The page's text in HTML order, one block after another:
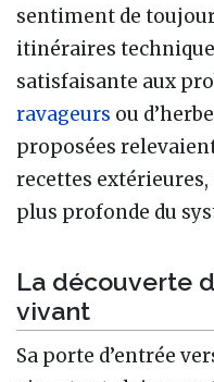
sentiment de
itinéraires
satisfaisante aux
ravageurs ou
proposées
recettes
plus profonde du
La découverte
vivant
Sa porte d’entrée